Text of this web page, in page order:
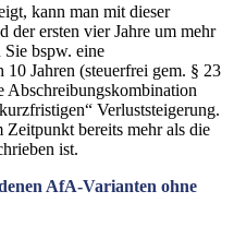
kann man mit dieser
ersten vier Jahre um mehr
Sie bspw. eine
Jahren (steuerfrei gem. § 23
Abschreibungskombination
Verluststeigerung.
Zeitpunkt bereits mehr als die
ist.
AfA-Varianten ohne